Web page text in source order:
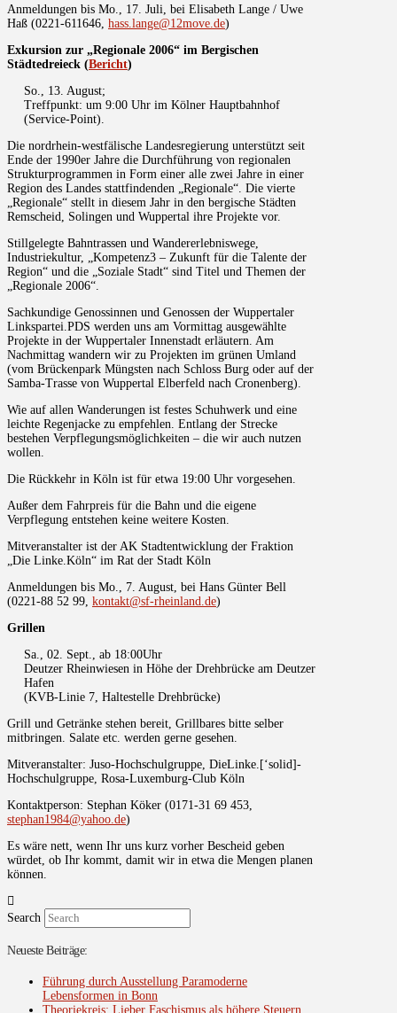
Anmeldungen bis Mo., 17. Juli, bei Elisabeth Lange / Uwe
Haß (0221-611646, hass.lange@12move.de)
Exkursion zur „Regionale 2006“ im Bergischen
Städtedreieck (Bericht)
So., 13. August;
Treffpunkt: um 9:00 Uhr im Kölner Hauptbahnhof
(Service-Point).
Die nordrhein-westfälische Landesregierung unterstützt seit
Ende der 1990er Jahre die Durchführung von regionalen
Strukturprogrammen in Form einer alle zwei Jahre in einer
Region des Landes stattfindenden „Regionale“. Die vierte
„Regionale“ stellt in diesem Jahr in den bergische Städten
Remscheid, Solingen und Wuppertal ihre Projekte vor.
Stillgelegte Bahntrassen und Wandererlebniswege,
Industriekultur, „Kompetenz3 – Zukunft für die Talente der
Region“ und die „Soziale Stadt“ sind Titel und Themen der
„Regionale 2006“.
Sachkundige Genossinnen und Genossen der Wuppertaler
Linkspartei.PDS werden uns am Vormittag ausgewählte
Projekte in der Wuppertaler Innenstadt erläutern. Am
Nachmittag wandern wir zu Projekten im grünen Umland
(vom Brückenpark Müngsten nach Schloss Burg oder auf der
Samba-Trasse von Wuppertal Elberfeld nach Cronenberg).
Wie auf allen Wanderungen ist festes Schuhwerk und eine
leichte Regenjacke zu empfehlen. Entlang der Strecke
bestehen Verpflegungsmöglichkeiten – die wir auch nutzen
wollen.
Die Rückkehr in Köln ist für etwa 19:00 Uhr vorgesehen.
Außer dem Fahrpreis für die Bahn und die eigene
Verpflegung entstehen keine weitere Kosten.
Mitveranstalter ist der AK Stadtentwicklung der Fraktion
„Die Linke.Köln“ im Rat der Stadt Köln
Anmeldungen bis Mo., 7. August, bei Hans Günter Bell
(0221-88 52 99, kontakt@sf-rheinland.de)
Grillen
Sa., 02. Sept., ab 18:00Uhr
Deutzer Rheinwiesen in Höhe der Drehbrücke am Deutzer
Hafen
(KVB-Linie 7, Haltestelle Drehbrücke)
Grill und Getränke stehen bereit, Grillbares bitte selber
mitbringen. Salate etc. werden gerne gesehen.
Mitveranstalter: Juso-Hochschulgruppe, DieLinke.[‘solid]-
Hochschulgruppe, Rosa-Luxemburg-Club Köln
Kontaktperson: Stephan Köker (0171-31 69 453,
stephan1984@yahoo.de)
Es wäre nett, wenn Ihr uns kurz vorher Bescheid geben
würdet, ob Ihr kommt, damit wir in etwa die Mengen planen
können.
Search
Neueste Beiträge:
Führung durch Ausstellung Paramoderne
Lebensformen in Bonn
Theoriekreis: Lieber Faschismus als höhere Steuern